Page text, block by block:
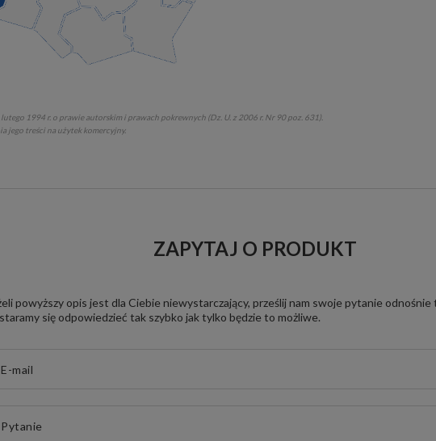
1994 r. o prawie autorskim i prawach pokrewnych (Dz. U. z 2006 r. Nr 90 poz. 631).
jego treści na użytek komercyjny.
ZAPYTAJ O PRODUKT
powyższy opis jest dla Ciebie niewystarczający, prześlij nam swoje pytanie
się odpowiedzieć tak szybko jak tylko będzie to możliwe.
E-mail
Pytanie